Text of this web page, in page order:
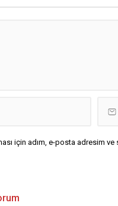
için adım, e-posta adresim